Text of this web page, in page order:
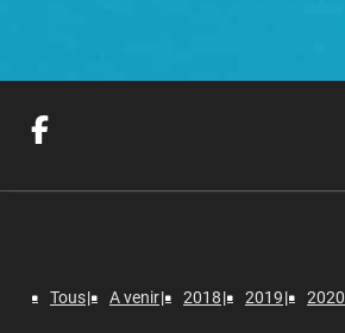
Tous A venir 2018 2019 2020